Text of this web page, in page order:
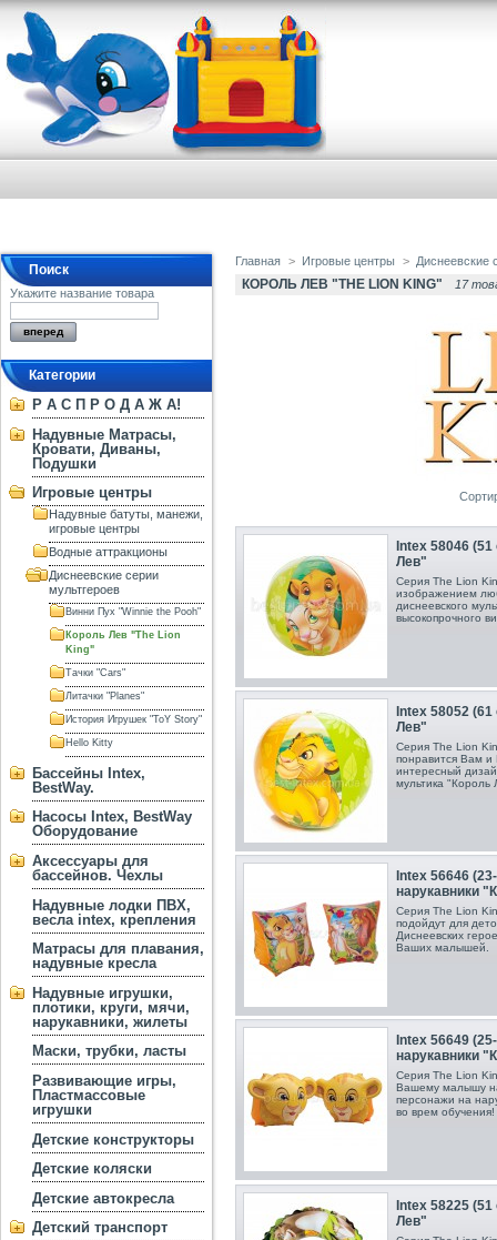
Поиск
Укажите название товара
Категории
Р А С П Р О Д А Ж А!
Надувные Матрасы,
Кровати, Диваны,
Подушки
Игровые центры
Надувные батуты, манежи,
игровые центры
Водные аттракционы
Диснеевские серии
мультгероев
Винни Пух "Winnie the Pooh"
Король Лев "The Lion
King"
Тачки "Cars"
Литачки "Planes"
История Игрушек "ToY Story"
Hello Kitty
Бассейны Intex,
BestWay.
Насосы Intex, BestWay
Оборудование
Аксессуары для
бассейнов. Чехлы
Надувные лодки ПВХ,
весла intex, крепления
Матрасы для плавания,
надувные кресла
Надувные игрушки,
плотики, круги, мячи,
нарукавники, жилеты
Маски, трубки, ласты
Развивающие игры,
Пластмассовые
игрушки
Детские конструкторы
Детские коляски
Детские автокресла
Детский транспорт
Главная > Игровые центры > Диснеевские
КОРОЛЬ ЛЕВ "THE LION KING" 17
Intex 58046
Лев"
Серия The Lion
изображением
диснеевского
высокопрочного
Intex 58052
Лев"
Серия The Lion
понравится Вам
интересный
мультика "Король
Intex 56646
нарукавники
Серия The Lion
подойдут для
Диснеевских
Ваших малышей.
Intex 56649
нарукавники
Серия The Lion
Вашему малышу
персонажи на
во врем обучения!
Intex 58225
Лев"